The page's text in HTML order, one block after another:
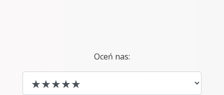
Oceń nas: